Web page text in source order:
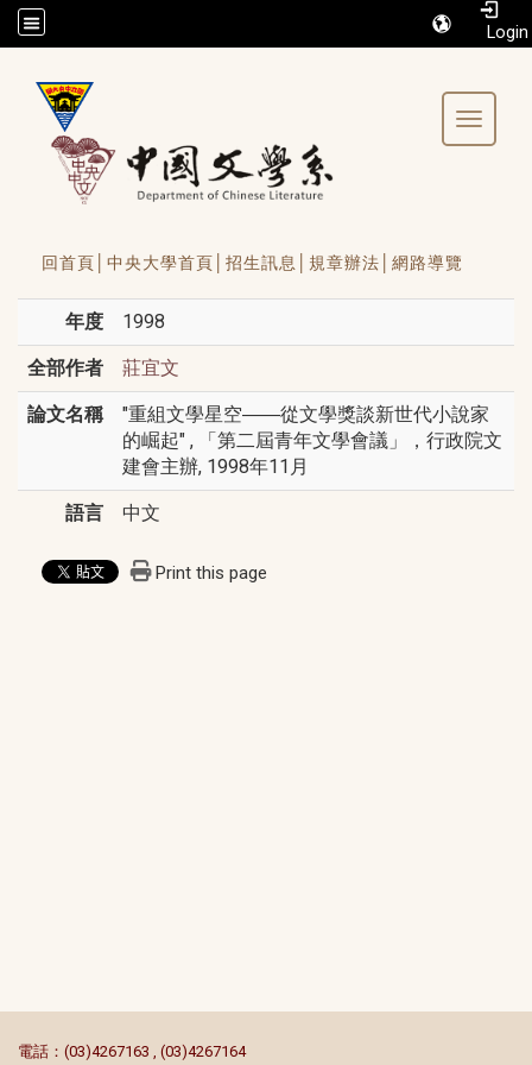
/accesskey"" title="Toolbar">:::
Toggle
回首頁│ 中央大學首頁│ 招生訊息│ 規章辦法│ 網路導覽
年度 1998
全部作者 莊宜文
論文名稱
"重組文學星空――從文學獎談新世代小說家
的崛起" , 「第二屆青年文學會議」，行政院文
建會主辦, 1998年11月
語言 中文
Print this page
電話：(03)4267163 , (03)4267164